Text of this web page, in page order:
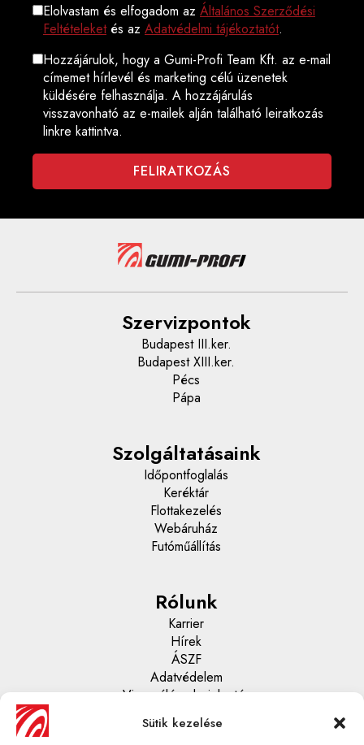
Sütik kezelése
Elolvastam és elfogadom az Általános Szerződési
Feltételeketés az Adatvédelmi tájékoztatót.
Hozzájárulok, hogy a Gumi-Profi Team Kft. az e-mail
címemet hírlevél és marketing célú üzenetek
küldésére felhasználja. A hozzájárulás
visszavonható az e-mailek alján található leiratkozás
linkre kattintva.
Szervizpontok
Budapest III.ker.
Budapest XIII.ker.
Pécs
Pápa
Szolgáltatásaink
Időpontfoglalás
Keréktár
Flottakezelés
Webáruház
Futóműállítás
Rólunk
Karrier
Hírek
ÁSZF
Adatvédelem
Visszaélés - bejelentés